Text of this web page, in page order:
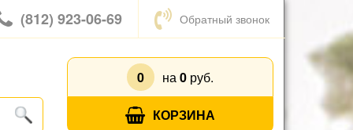
(812) 923-06-69 Обратный звонок
0 на 0руб.
КОРЗИНА